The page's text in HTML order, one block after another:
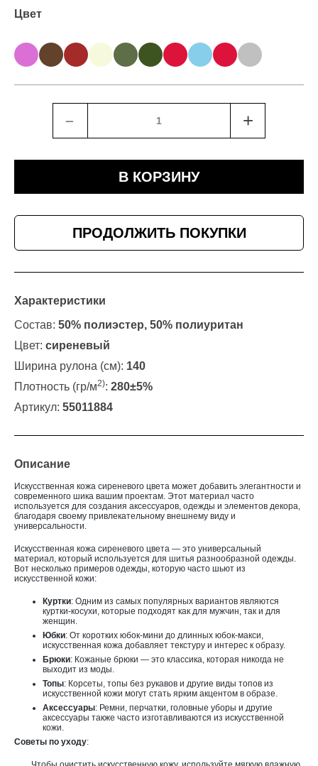
Цвет
﹣ +
В КОРЗИНУ
ПРОДОЛЖИТЬ ПОКУПКИ
Характеристики
Состав: 50% полиэстер, 50% полиуритан
Цвет: сиреневый
Ширина рулона (см): 140
Плотность (гр/м2): 280±5%
Артикул: 55011884
Описание
Искусственная кожа сиреневого цвета может добавить элегантности и
современного шика вашим проектам. Этот материал часто
используется для создания аксессуаров, одежды и элементов декора,
благодаря своему привлекательному внешнему виду и
универсальности.
Искусственная кожа сиреневого цвета — это универсальный
материал, который используется для шитья разнообразной одежды.
Вот несколько примеров одежды, которую часто шьют из
искусственной кожи:
Куртки: Одним из самых популярных вариантов являются
куртки-косухи, которые подходят как для мужчин, так и для
женщин.
Юбки: От коротких юбок-мини до длинных юбок-макси,
искусственная кожа добавляет текстуру и интерес к образу.
Брюки: Кожаные брюки — это классика, которая никогда не
выходит из моды.
Топы: Корсеты, топы без рукавов и другие виды топов из
искусственной кожи могут стать ярким акцентом в образе.
Аксессуары: Ремни, перчатки, головные уборы и другие
аксессуары также часто изготавливаются из искусственной
кожи.
Советы по уходу: